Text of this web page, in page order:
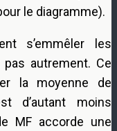
le diagramme).
s’emmêler les
pas autrement. Ce
la moyenne de
d’autant moins
MF accorde une